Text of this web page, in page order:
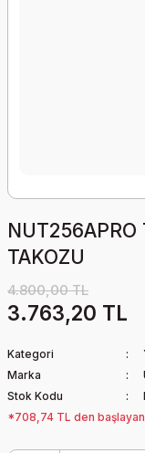
NUT256APRO
TAKOZU
4.800,00 TL
3.763,20 TL
Kategori
Marka
Stok Kodu
*708,74 TL den